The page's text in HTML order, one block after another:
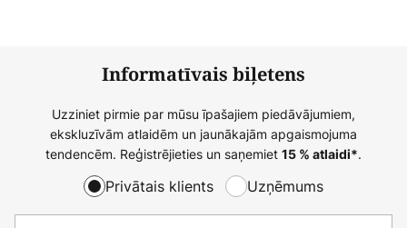
Informatīvais biļetens
Uzziniet pirmie par mūsu īpašajiem piedāvājumiem,
ekskluzīvām atlaidēm un jaunākajām apgaismojuma
tendencēm. Reģistrējieties un saņemiet 15 % atlaidi*.
Privātais klients Uzņēmums